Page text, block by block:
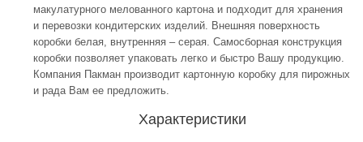
макулатурного мелованного картона и подходит для хранения
и перевозки кондитерских изделий. Внешняя поверхность
коробки белая, внутренняя – серая. Самосборная конструкция
коробки позволяет упаковать легко и быстро Вашу продукцию.
Компания Пакман производит картонную коробку для пирожных
и рада Вам ее предложить.
Характеристики